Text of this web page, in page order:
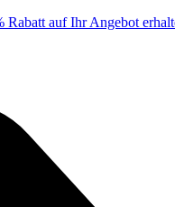
Rabatt auf Ihr Angebot